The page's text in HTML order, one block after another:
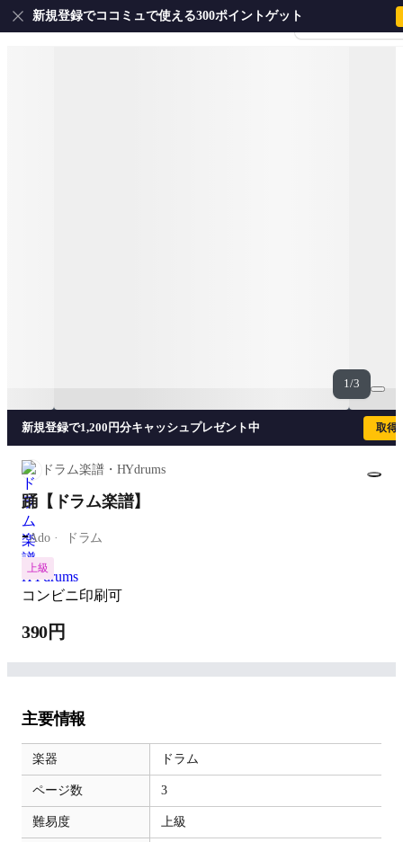
会員登録・ログイ
新規登録でココミュで使える300ポイントゲット
1/3
新規登録で1,200円分キャッシュプレゼント中 取得
ドラム楽譜・HYdrums
踊【ドラム楽譜】
-Ado ドラム
上級
コンビニ印刷可
390円
主要情報
楽器 ドラム
ページ数 3
難易度 上級